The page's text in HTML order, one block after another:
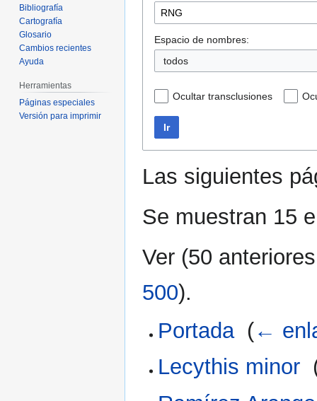
navegación
búsqueda
Espacio de nombres:
todos
Ocultar transclusiones
Ir
Las siguientes
Se muestran 15
Ver (50 anteriores
500).
Portada‎ (←
Lecythis minor
Bibliografía
Cartografía
Glosario
Cambios recientes
Ayuda
Herramientas
Páginas especiales
Versión para imprimir